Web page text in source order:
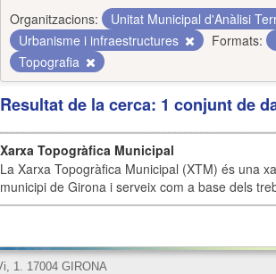
Organitzacions:
Unitat Municipal d'Anàlisi
Urbanisme i infraestructures
Formats:
Topografia
Resultat de la cerca: 1 conjunt de
Xarxa Topogràfica Municipal
La Xarxa Topogràfica Municipal (XTM) és una
municipi de Girona i serveix com a base dels
1. 17004 GIRONA